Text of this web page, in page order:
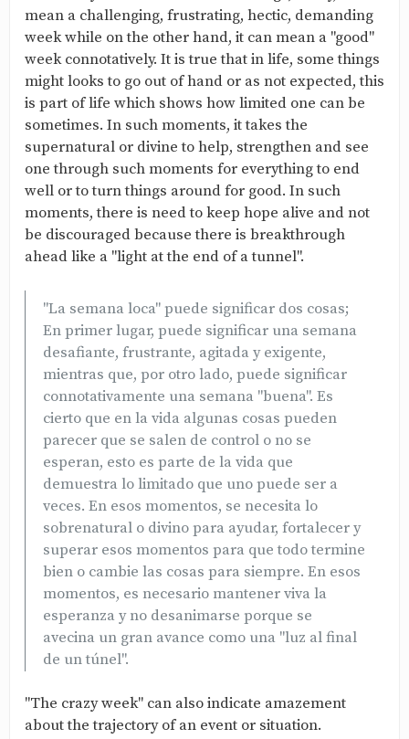
mean a challenging, frustrating, hectic, demanding
week while on the other hand, it can mean a "good"
week connotatively. It is true that in life, some things
might looks to go out of hand or as not expected, this
is part of life which shows how limited one can be
sometimes. In such moments, it takes the
supernatural or divine to help, strengthen and see
one through such moments for everything to end
well or to turn things around for good. In such
moments, there is need to keep hope alive and not
be discouraged because there is breakthrough
ahead like a "light at the end of a tunnel".
"La semana loca" puede significar dos cosas;
En primer lugar, puede significar una semana
desafiante, frustrante, agitada y exigente,
mientras que, por otro lado, puede significar
connotativamente una semana "buena". Es
cierto que en la vida algunas cosas pueden
parecer que se salen de control o no se
esperan, esto es parte de la vida que
demuestra lo limitado que uno puede ser a
veces. En esos momentos, se necesita lo
sobrenatural o divino para ayudar, fortalecer y
superar esos momentos para que todo termine
bien o cambie las cosas para siempre. En esos
momentos, es necesario mantener viva la
esperanza y no desanimarse porque se
avecina un gran avance como una "luz al final
de un túnel".
"The crazy week" can also indicate amazement
about the trajectory of an event or situation.